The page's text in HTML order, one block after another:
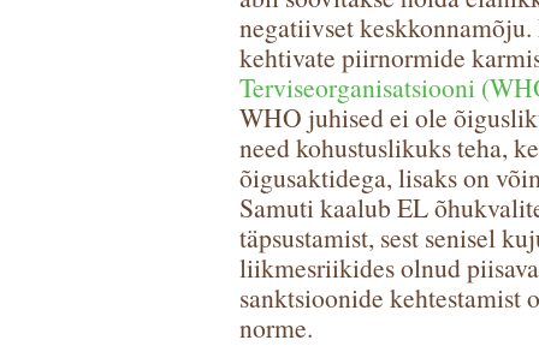
negatiivset
kehtivate piirnormide
Terviseorganisatsiooni
WHO juhised ei ole
need kohustuslikuks teha,
õigusaktidega, lisaks on
Samuti kaalub EL
täpsustamist, sest senisel
liikmesriikides olnud
sanktsioonide kehtestamist
norme.